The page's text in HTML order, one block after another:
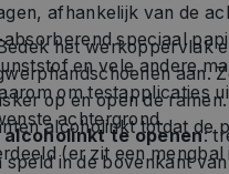
afhankelijk van de
speciaal
uit te
achtergrond.
het werkoppervlak
aan.
op en open de
alcoholinkt totdat de
(er zit een mengbal
alcoholinkt te openen: